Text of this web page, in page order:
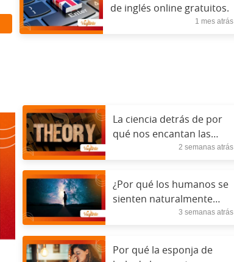
de inglés online gratuitos.
1 mes atrás
La ciencia detrás de por
qué nos encantan las
teorías de la conspiración
2 semanas atrás
¿Por qué los humanos se
sienten naturalmente
atraídos por los3 semanas atrás
Por qué la esponja de